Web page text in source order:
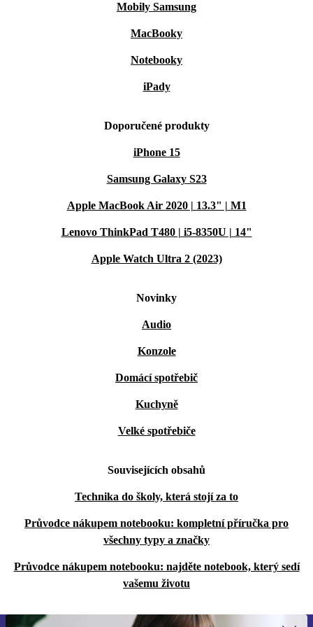
Mobily Samsung
MacBooky
Notebooky
iPady
Doporučené produkty
iPhone 15
Samsung Galaxy S23
Apple MacBook Air 2020 | 13.3" | M1
Lenovo ThinkPad T480 | i5-8350U | 14"
Apple Watch Ultra 2 (2023)
Novinky
Audio
Konzole
Domácí spotřebič
Kuchyně
Velké spotřebiče
Souvisejících obsahů
Technika do školy, která stojí za to
Průvodce nákupem notebooku: kompletní příručka pro
všechny typy a značky
Průvodce nákupem notebooku: najděte notebook, který sedí
vašemu životu